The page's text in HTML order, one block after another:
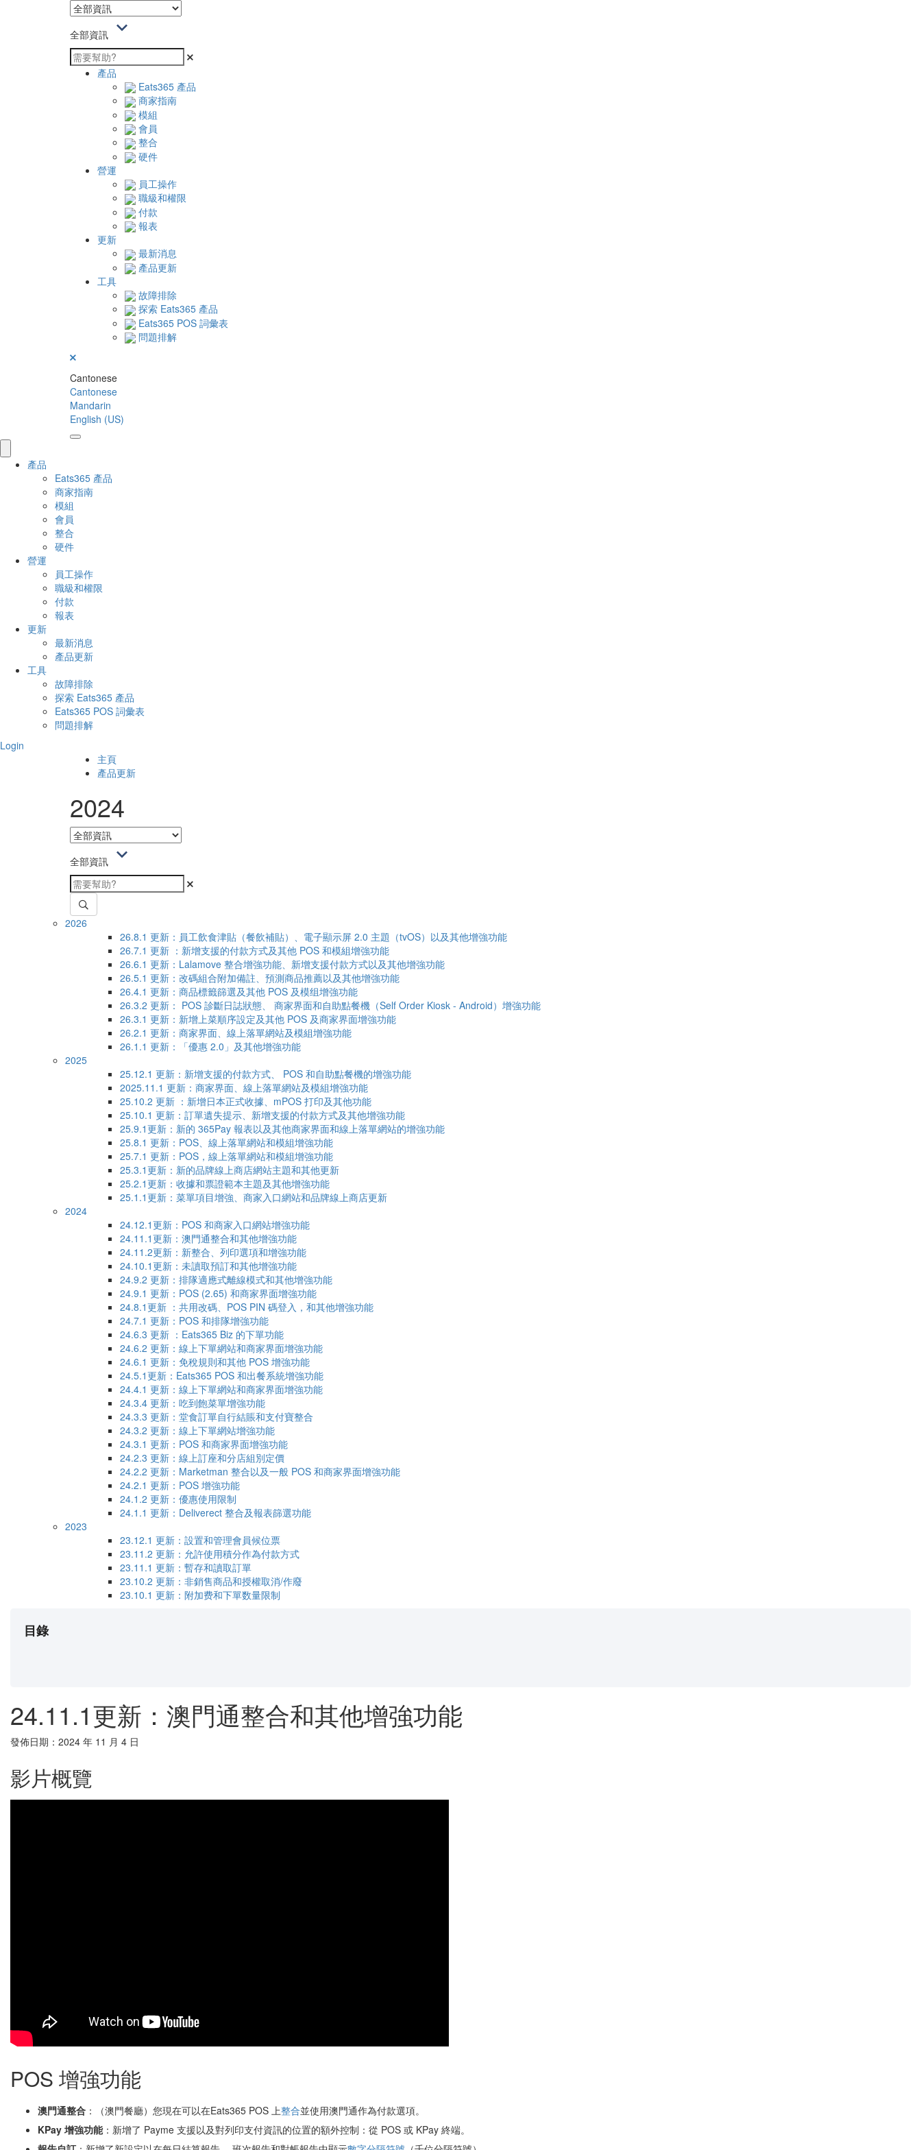
全部資訊
產品
Eats365 產品
商家指南
模組
會員
整合
硬件
營運
員工操作
職級和權限
付款
報表
更新
最新消息
產品更新
工具
故障排除
探索 Eats365 產品
Eats365 POS 詞彙表
問題排解
Cantonese
Cantonese
Mandarin
English (US)
產品
Eats365 產品
商家指南
模組
會員
整合
硬件
營運
員工操作
職級和權限
付款
報表
更新
最新消息
產品更新
工具
故障排除
探索 Eats365 產品
Eats365 POS 詞彙表
問題排解
Login
主頁
產品更新
2024
全部資訊
2026
26.8.1 更新：員工飲食津貼（餐飲補貼）、電子顯示屏 2.0 主題（tvOS）以及其他增強功能
26.7.1 更新 ：新增支援的付款方式及其他 POS 和模組增強功能
26.6.1 更新：Lalamove 整合增強功能、新增支援付款方式以及其他增強功能
26.5.1 更新：改碼組合附加備註、預測商品推薦以及其他增強功能
26.4.1 更新：商品標籤篩選及其他 POS 及模组增強功能
26.3.2 更新： POS 診斷日誌狀態、 商家界面和自助點餐機（Self Order Kiosk - Android）增強功能
26.3.1 更新：新增上菜順序設定及其他 POS 及商家界面增強功能
26.2.1 更新：商家界面、線上落單網站及模組增強功能
26.1.1 更新：「優惠 2.0」及其他增強功能
2025
25.12.1 更新：新增支援的付款方式、 POS 和自助點餐機的增強功能
2025.11.1 更新：商家界面、線上落單網站及模組增強功能
25.10.2 更新 ：新增日本正式收據、mPOS 打印及其他功能
25.10.1 更新：訂單遺失提示、新增支援的付款方式及其他增強功能
25.9.1更新：新的 365Pay 報表以及其他商家界面和線上落單網站的增強功能
25.8.1 更新：POS、線上落單網站和模組增強功能
25.7.1 更新：POS，線上落單網站和模組增強功能
25.3.1更新：新的品牌線上商店網站主題和其他更新
25.2.1更新：收據和票證範本主題及其他增強功能
25.1.1更新：菜單項目增強、商家入口網站和品牌線上商店更新
2024
24.12.1更新：POS 和商家入口網站增強功能
24.11.1更新：澳門通整合和其他增強功能
24.11.2更新：新整合、列印選項和增強功能
24.10.1更新：未讀取預訂和其他增強功能
24.9.2 更新：排隊適應式離線模式和其他增強功能
24.9.1 更新：POS (2.65) 和商家界面增強功能
24.8.1更新 ：共用改碼、POS PIN 碼登入，和其他增強功能
24.7.1 更新：POS 和排隊增強功能
24.6.3 更新 ：Eats365 Biz 的下單功能
24.6.2 更新：線上下單網站和商家界面增強功能
24.6.1 更新：免稅規則和其他 POS 增強功能
24.5.1更新：Eats365 POS 和出餐系統增強功能
24.4.1 更新：線上下單網站和商家界面增強功能
24.3.4 更新：吃到飽菜單增強功能
24.3.3 更新：堂食訂單自行結賬和支付寶整合
24.3.2 更新：線上下單網站增強功能
24.3.1 更新：POS 和商家界面增強功能
24.2.3 更新：線上訂座和分店組別定價
24.2.2 更新：Marketman 整合以及一般 POS 和商家界面增強功能
24.2.1 更新：POS 增強功能
24.1.2 更新：優惠使用限制
24.1.1 ​更新：Deliverect 整合及報表篩選功能
2023
23.12.1​ 更新：設置和管理會員候位票
23.11.2​ 更新：允許使用積分作為付款方式
23.11.1 更新：暫存和讀取訂單
23.10.2 更新：非銷售商品和授權取消/作廢
23.10.1 更新：附加费和下單数量限制
目錄
24.11.1更新：澳門通整合和其他增強功能
發佈日期：2024 年 11 月 4 日
影片概覽
POS 增強功能
澳門通整合 ：（澳門餐廳）您現在可以在Eats365 POS 上整合並使用澳門通作為付款選項。
KPay 增強功能：新增了 Payme 支援以及對列印支付資訊的位置的額外控制：從 POS 或 KPay 終端。